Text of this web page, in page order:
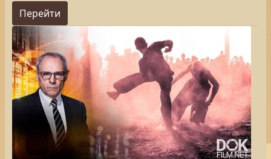
Перейти